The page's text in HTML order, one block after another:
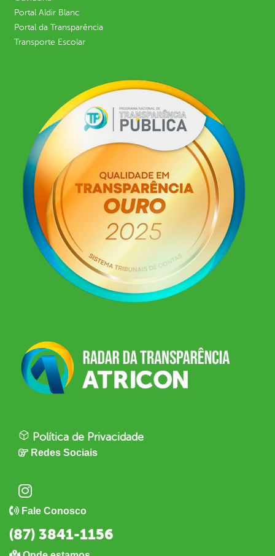
Portal Aldir Blanc
Portal da Transparência
Transporte Escolar
Política de Privacidade
Redes Sociais
Fale Conosco
(87) 3841-1156